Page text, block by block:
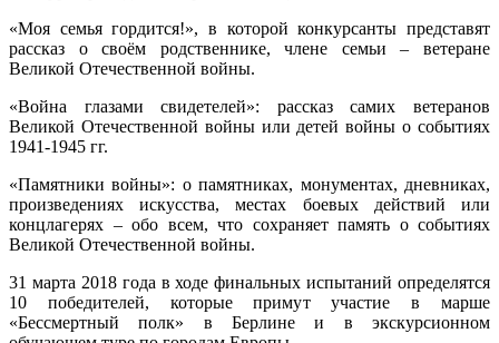
«Моя семья гордится!», в которой конкурсанты представят
рассказ о своём родственнике, члене семьи – ветеране
Великой Отечественной войны.
«Война глазами свидетелей»: рассказ самих ветеранов
Великой Отечественной войны или детей войны о событиях
1941-1945 гг.
«Памятники войны»: о памятниках, монументах, дневниках,
произведениях искусства, местах боевых действий или
концлагерях – обо всем, что сохраняет память о событиях
Великой Отечественной войны.
31 марта 2018 года в ходе финальных испытаний определятся
10 победителей, которые примут участие в марше
«Бессмертный полк» в Берлине и в экскурсионном